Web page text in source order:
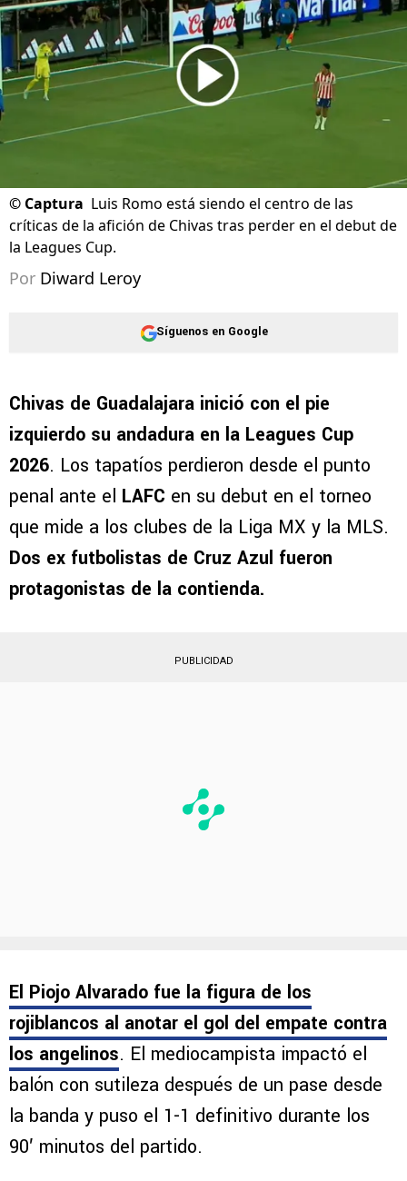
© Captura Luis Romo está siendo el centro de las
críticas de la afición de Chivas tras perder en el debut de
la Leagues Cup.
Por Diward Leroy
Síguenos en Google
Chivas de Guadalajara inició con el pie
izquierdo su andadura en la Leagues Cup
2026. Los tapatíos perdieron desde el punto
penal ante el LAFC en su debut en el torneo
que mide a los clubes de la Liga MX y la MLS.
Dos ex futbolistas de Cruz Azul fueron
protagonistas de la contienda.
PUBLICIDAD
El Piojo Alvarado fue la figura de los
rojiblancos al anotar el gol del empate contra
los angelinos. El mediocampista impactó el
balón con sutileza después de un pase desde
la banda y puso el 1-1 definitivo durante los
90′ minutos del partido.